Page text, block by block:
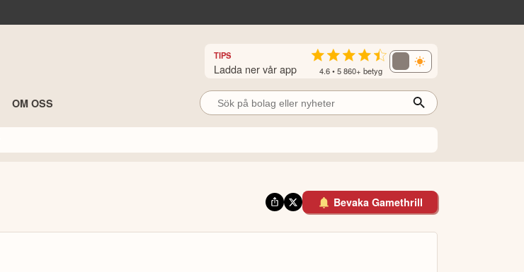
TIPS
Ladda ner vår app 4.6 • 5 860+ betyg
OM OSS
Bevaka Gamethrill